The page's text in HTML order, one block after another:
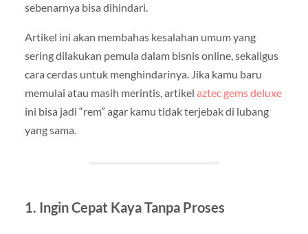
sebenarnya bisa dihindari.
Artikel ini akan membahas kesalahan umum yang
sering dilakukan pemula dalam bisnis online, sekaligus
cara cerdas untuk menghindarinya. Jika kamu baru
memulai atau masih merintis, artikel aztec gems deluxe
ini bisa jadi “rem” agar kamu tidak terjebak di lubang
yang sama.
1. Ingin Cepat Kaya Tanpa Proses